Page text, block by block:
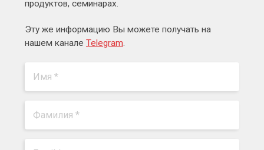
продуктов, семинарах.
Эту же информацию Вы можете получать на
нашем канале Telegram.